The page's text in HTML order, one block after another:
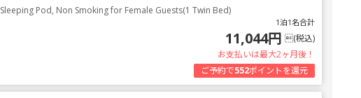
Sleeping Pod, Non Smoking for Female Guests(1 Twin Bed)
1泊1名合計
11,044円 (税込)
お支払いは最大2ヶ月後！
ご予約で552ポイントを還元